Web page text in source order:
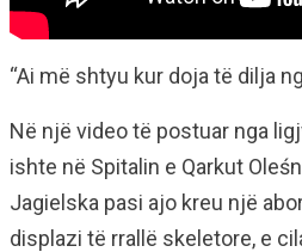
“Ai më shtyu kur doja të dilja
Në një video të postuar nga
ishte në Spitalin e Qarkut
Jagielska pasi ajo kreu një
displazi të rrallë skeletore, e